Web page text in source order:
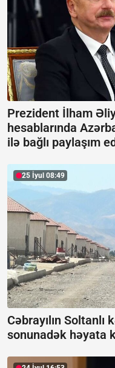
Prezident İlham
hesablarında
ilə bağlı paylaşım
25 İyul 08:49
Cəbrayılın
sonunadək həyata